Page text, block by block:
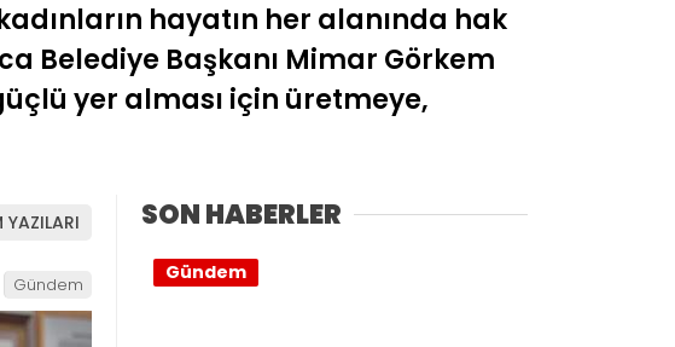
hayatın her alanında hak
Belediye Başkanı Mimar Görkem
yer alması için üretmeye,
YAZILARI
Gündem
SON HABERLER
Gündem